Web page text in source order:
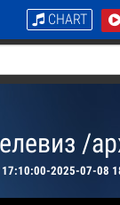
CHART
/
2025-07-08